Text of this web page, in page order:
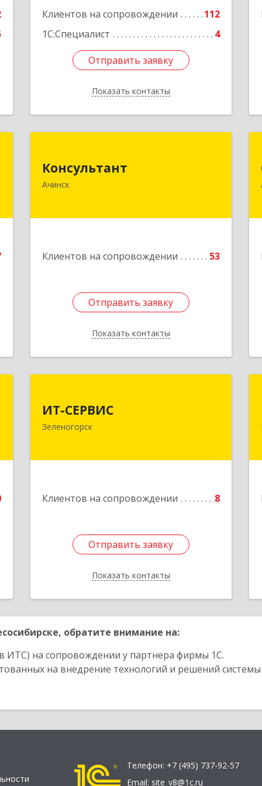
Клиентов на сопровождении
112
1С:Специалист
4
Отправить заявку
Показать контакты
Отправить заявку
Назад
Консультант
Ачинск
Клиентов на сопровождении 53
Отправить заявку
Показать контакты
662159, Красноярский край, Ачинск г,
Юго-Восточный район, дом № 21А
Подробнее
Отправить заявку
Назад
ИТ-СЕРВИС
Зеленогорск
Клиентов на сопровождении 8
Отправить заявку
Показать контакты
Зеленогорск г, Гагарина ул, дом № 34
Подробнее
Отправить заявку
Назад
обратите внимание на:
ИТС) на сопровождении у партнера фирмы 1С.
на внедрение технологий и решений
Телефон: +7 (495) 737-92-57
Email: site_v8@1c.ru